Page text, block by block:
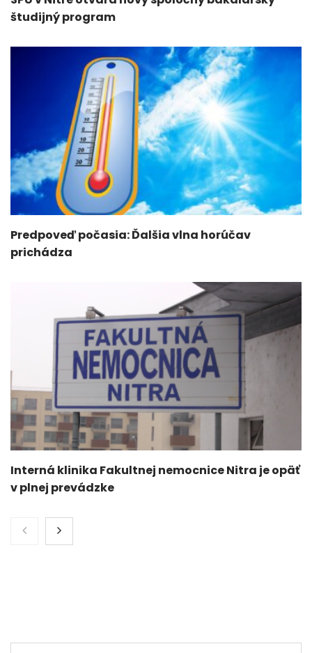
študijný program
Predpoveď počasia: Ďalšia vlna horúčav
prichádza
Interná klinika Fakultnej nemocnice Nitra je opäť
v plnej prevádzke